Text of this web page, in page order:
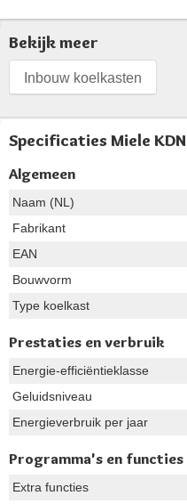
Bekijk meer
Inbouw koelkasten
Specificaties Miele
Algemeen
Naam (NL)
Fabrikant
EAN
Bouwvorm
Type koelkast
Prestaties en verbruik
Energie-efficiëntieklasse
Geluidsniveau
Energieverbruik per jaar
Programma's en functies
Extra functies